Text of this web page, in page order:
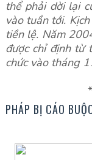
thể phải dời lại
vào tuần tới.
tiền lệ. Năm
được chỉ định từ
chức vào tháng
PHÁP BỊ CÁO